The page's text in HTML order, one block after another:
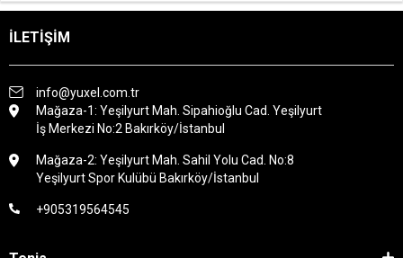
İLETİŞİM
info@yuxel.com.tr
Mağaza-1: Yeşilyurt Mah. Sipahioğlu Cad. Yeşilyurt
İş Merkezi No:2 Bakırköy/İstanbul
Mağaza-2: Yeşilyurt Mah. Sahil Yolu Cad. No:8
Yeşilyurt Spor Kulübü Bakırköy/İstanbul
+905319564545